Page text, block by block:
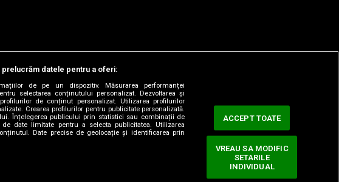
drepturile rezervate.
datele pentru a oferi:
de pe un dispozitiv. Măsurarea performanței
selectarea conținutului personalizat. Dezvoltarea și
de conținut personalizat. Utilizarea profilurilor
Crearea profilurilor pentru publicitate personalizată.
Înțelegerea publicului prin statistici sau combinații de
date limitate pentru a selecta publicitatea. Utilizarea
Date precise de geolocație și identificarea prin
ACCEPT TOATE
VREAU SA MODIFIC
SETARILE
INDIVIDUAL